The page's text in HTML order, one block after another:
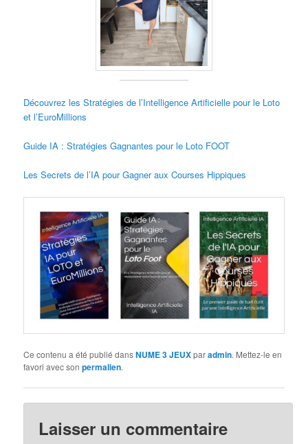
Découvrez les Stratégies de l’Intelligence Artificielle pour le Loto
et l’EuroMillions
Guide IA : Stratégies Gagnantes pour le Loto FOOT
Les Secrets de l’IA pour Gagner aux Courses Hippiques
Ce contenu a été publié dansNUME 3 JEUXparadmin. Mettez-le en
favori avec sonpermalien.
Laisser un commentaire